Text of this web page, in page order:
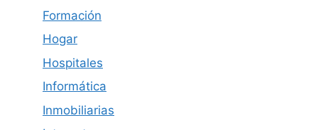
Formación
Hogar
Hospitales
Informática
Inmobiliarias